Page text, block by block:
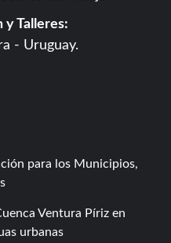
Talleres:
- Uruguay.
para los Municipios,
Ventura Píriz en
urbanas